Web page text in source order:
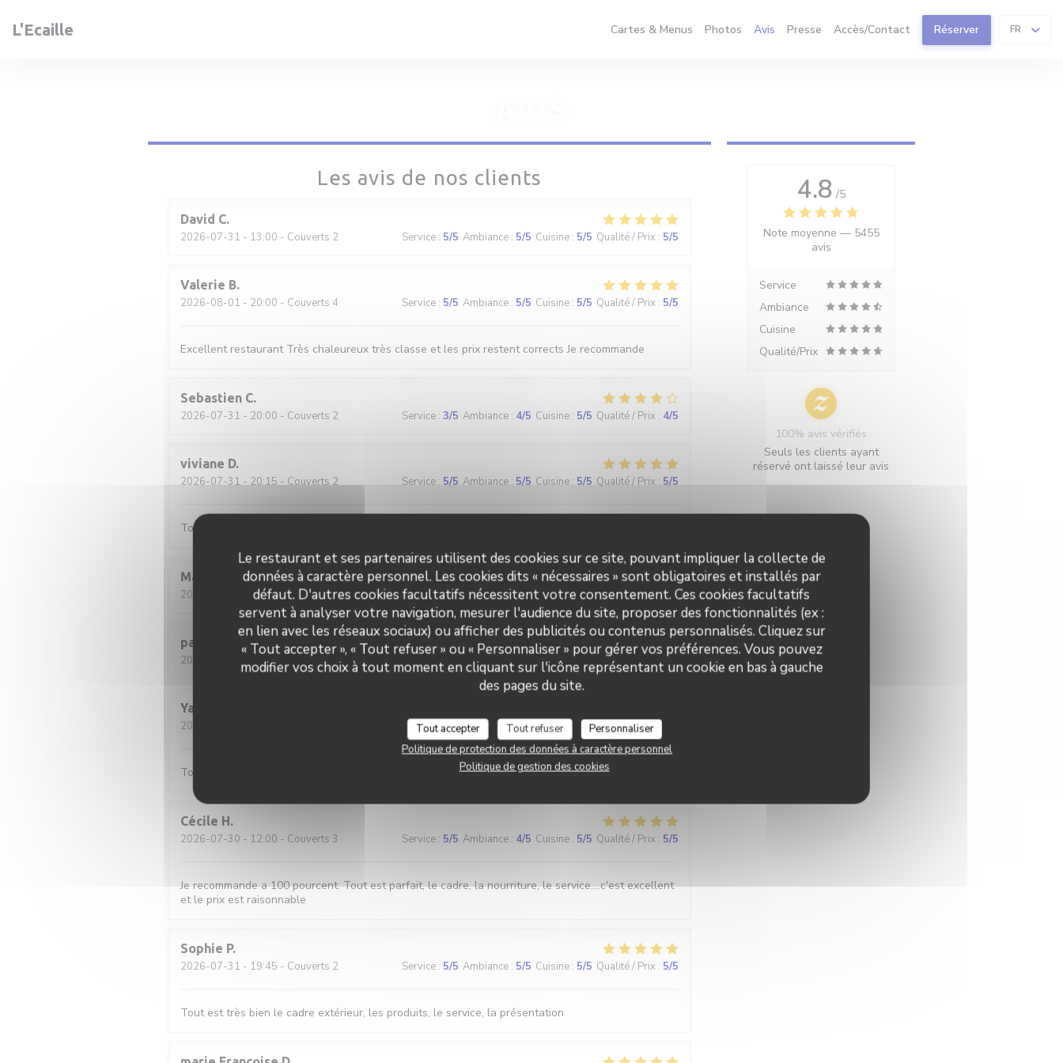
Le restaurant et ses partenaires utilisent des cookies sur ce site, pouvant impliquer la collecte de
données à caractère personnel. Les cookies dits « nécessaires » sont obligatoires et installés par
défaut. D'autres cookies facultatifs nécessitent votre consentement. Ces cookies facultatifs
servent à analyser votre navigation, mesurer l'audience du site, proposer des fonctionnalités (ex :
en lien avec les réseaux sociaux) ou afficher des publicités ou contenus personnalisés. Cliquez sur
« Tout accepter », « Tout refuser » ou « Personnaliser » pour gérer vos préférences. Vous pouvez
modifier vos choix à tout moment en cliquant sur l'icône représentant un cookie en bas à gauche
des pages du site.
Tout accepter Tout refuser
Personnaliser
Politique de protection des données à caractère personnel
Politique de gestion des cookies
L'Ecaille Cartes & Menus Photos Avis Presse Accès/Contact Réserver FR
Les avis de nos clients
David C
2026-07-31 - 13:00 - Couverts 2 Service : 5/5 Ambiance : 5/5 Cuisine : 5/5 Qualité / Prix : 5/5
Valerie B
2026-08-01 - 20:00 - Couverts 4 Service : 5/5 Ambiance : 5/5 Cuisine : 5/5 Qualité / Prix : 5/5
Excellent restaurant Très chaleureux très classe et les prix restent corrects Je recommande
Sebastien C
2026-07-31 - 20:00 - Couverts 2 Service : 3/5 Ambiance : 4/5 Cuisine : 5/5 Qualité / Prix : 4/5
viviane D
2026-07-31- 20:15 - Couverts 2 Service : 5/5 Ambiance : 5/5 Cuisine : 5/5 Qualité / Prix : 5/5
Toujours aussi satisfaite, c'est très bon et le service est parfait.
Martine
2026-08-02
- 12:30 - Couverts 2 Service:5/5 Ambiance:5/5 Cuisine: 5/5 Qualité / Prix: 5/5
pascal
2026-07-30
- 12:00 - Couverts 2 : Ambiance : Cuisine : Qualité / Prix : 4
Yann
2026-08-01
Service: 5/5 Ambiance:5/5 Cuisine : 5 /5 Qualité / Prix
Toujours au top
Cécile H
2026-07-30 - 12:00 - Couverts 3 Service : 5/5 Ambiance : 4/5 Cuisine : 5/5 Qualité / Prix : 5/5
Je recommande a 100 pourcent. Tout est parfait, le cadre, la nourriture, le service....c'est excellent
et le prix est raisonnable
Sophie P
2026-07-31 - 19:45 - Couverts 2 Service : 5/5 Ambiance : 5/5 Cuisine : 5/5 Qualité / Prix : 5/5
Tout est très bien le cadre extérieur, les produits, le service, la présentation
4.8 /5
Note moyenne — 5455
avis
Service
Ambiance
Cuisine
Qualité/Prix
100% avis vérifiés
Seuls les clients ayant
réservé ont laissé leur avis
L'Ecaille